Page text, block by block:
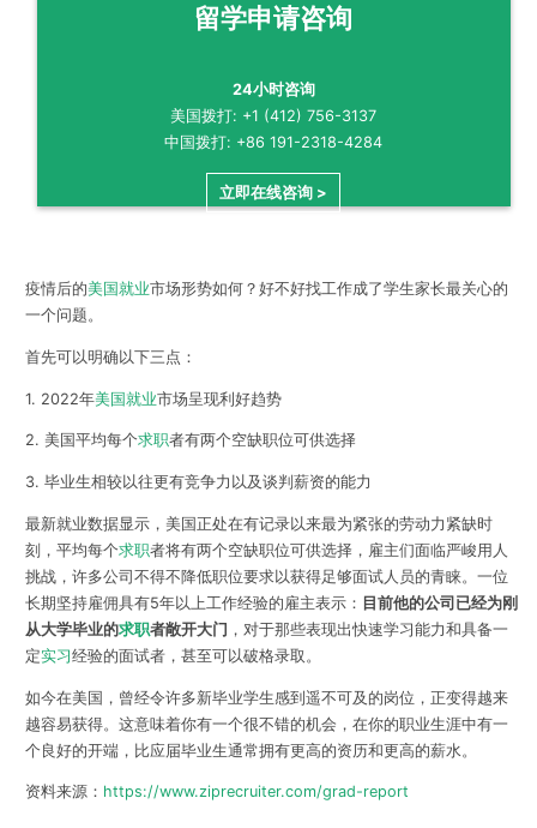
留学申请咨询
24小时咨询
美国拨打: +1 (412) 756-3137
中国拨打: +86 191-2318-4284
立即在线咨询 >
疫情后的美国就业市场形势如何？好不好找工作成了学生家长最关心的
一个问题。
首先可以明确以下三点：
1. 2022年美国就业市场呈现利好趋势
2. 美国平均每个求职者有两个空缺职位可供选择
3. 毕业生相较以往更有竞争力以及谈判薪资的能力
最新就业数据显示，美国正处在有记录以来最为紧张的劳动力紧缺时
刻， 平均每个求职者将有两个空缺职位可供选择 ， 雇主们面临严峻用人
挑战，许多公司不得不降低职位要求以获得足够面试人员的青睐。一位
长期坚持雇佣具有5年以上工作经验的雇主表示： 目前他的公司已经为刚
从大学毕业的求职者敞开大门 ，对于那些表现出快速学习能力和具备一
定实习经验的面试者，甚至可以破格录取。
如今在美国，曾经令许多新毕业学生感到遥不可及的岗位，正变得越来
越容易获得。这意味着你有一个很不错的机会，在你的职业生涯中有一
个良好的开端，比应届毕业生通常拥有更高的资历和更高的薪水。
资料来源： https://www.ziprecruiter.com/grad-report